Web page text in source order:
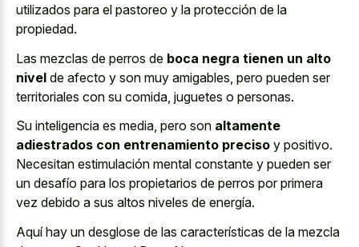
utilizados para el pastoreo y la protección de la
propiedad.
Las mezclas de perros de boca negra tienen un alto
nivel de afecto y son muy amigables, pero pueden ser
territoriales con su comida, juguetes o personas.
Su inteligencia es media, pero son altamente
adiestrados con entrenamiento preciso y positivo.
Necesitan estimulación mental constante y pueden ser
un desafío para los propietarios de perros por primera
vez debido a sus altos niveles de energía.
Aquí hay un desglose de las características de la mezcla